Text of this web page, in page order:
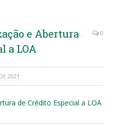
e Abertura
a LOA
0
2021
de Crédito Especial a LOA